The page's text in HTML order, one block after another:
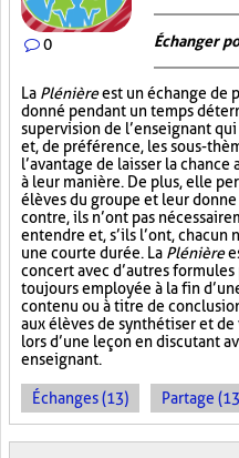
0 Échanger
La Plénièreest un échange de
donné pendant un temps
supervision de l’enseignant
et, de préférence, les sous-
l’avantage de laisser la
à leur manière. De plus, elle
élèves du groupe et leur
contre, ils n’ont pas
entendre et, s’ils l’ont, chacun
une courte durée. La Plénière
concert avec d’autres
toujours employée à la fin
contenu ou à titre de
aux élèves de synthétiser et
lors d’une leçon en discutant
enseignant.
Échanges (13) Partage